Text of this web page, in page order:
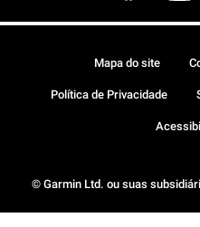
© Garmin Ltd. ou suas
Mapa do site
Política de Privacidade